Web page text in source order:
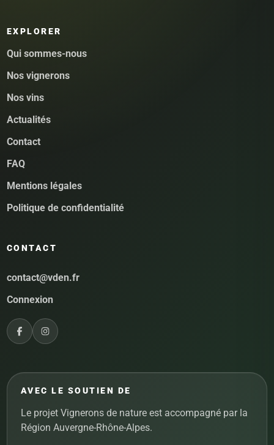
EXPLORER
Qui sommes-nous
Nos vignerons
Nos vins
Actualités
Contact
FAQ
Mentions légales
Politique de confidentialité
CONTACT
contact@vden.fr
Connexion
AVEC LE SOUTIEN DE
Le projet Vignerons de nature est accompagné par la
Région Auvergne-Rhône-Alpes.